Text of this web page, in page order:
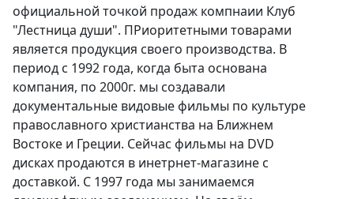
официальной точкой продаж компнаии Клуб
"Лестница души". ПРиоритетными товарами
является продукция своего производства. В
период с 1992 года, когда быта основана
компания, по 2000г. мы создавали
документальные видовые фильмы по культуре
православного христианства на Ближнем
Востоке и Греции. Сейчас фильмы на DVD
дисках продаются в инетрнет-магазине с
доставкой. С 1997 года мы занимаемся